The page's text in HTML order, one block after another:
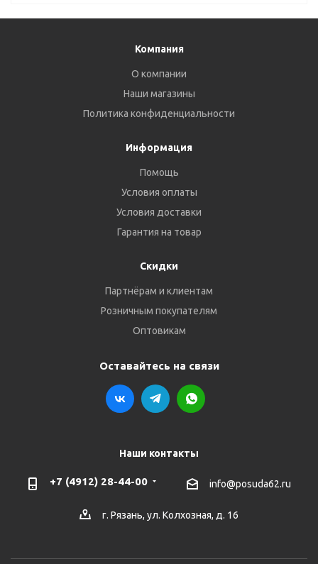
Компания
О компании
Наши магазины
Политика конфиденциальности
Информация
Помощь
Условия оплаты
Условия доставки
Гарантия на товар
Скидки
Партнёрам и клиентам
Розничным покупателям
Оптовикам
Оставайтесь на связи
Наши контакты
+7 (4912) 28-44-00 info@posuda62.ru
г. Рязань, ул. Колхозная, д. 16